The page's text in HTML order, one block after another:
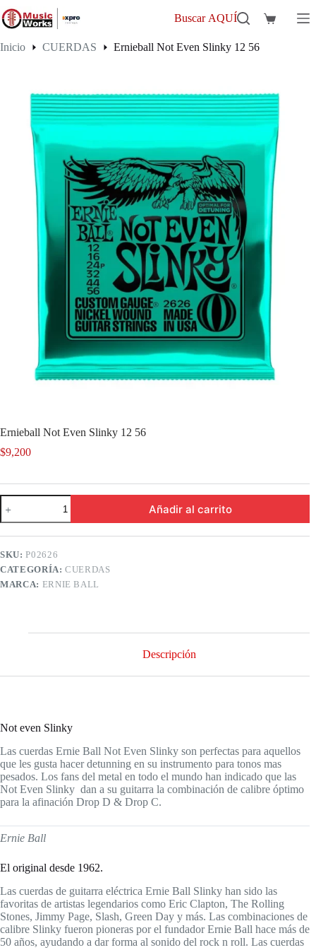
al
contenido
Buscar AQUÍ
Carro
Inicio CUERDAS Ernieball Not Even Slinky 12 56
Ernieball Not Even Slinky 12 56
$9,200
Ernieball
Not
Even
Slinky
56
cantidad
Añadir al carrito
SKU:P02626
CATEGORÍA:CUERDAS
MARCA: ERNIE BALL
Descripción
Not even Slinky
Las cuerdas Ernie Ball Not Even Slinky son perfectas para aquellos
que les gusta hacer detunning en su instrumento para tonos mas
pesados. Los fans del metal en todo el mundo han indicado que las
Not Even Slinky dan a su guitarra la combinación de calibre óptimo
para la afinación Drop D & Drop C.
Ernie Ball
El original desde 1962.
Las cuerdas de guitarra eléctrica Ernie Ball Slinky han sido las
favoritas de artistas legendarios como Eric Clapton, The Rolling
Stones, Jimmy Page, Slash, Green Day y más. Las combinaciones de
calibre Slinky fueron pioneras por el fundador Ernie Ball hace más de
50 años, ayudando a dar forma al sonido del rock n roll. Las cuerdas